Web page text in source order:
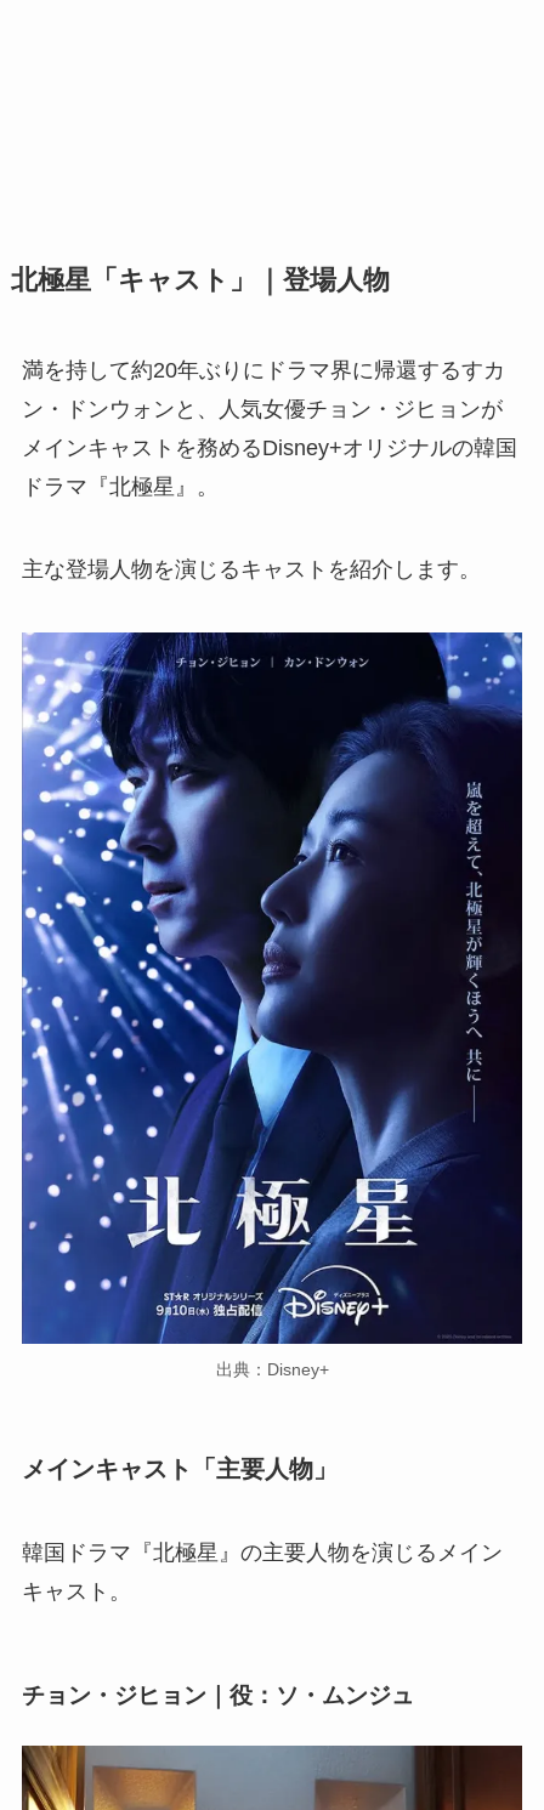
北極星「キャスト」｜登場人物
満を持して約20年ぶりにドラマ界に帰還するすカ
ン・ドンウォンと、人気女優チョン・ジヒョンが
メインキャストを務めるDisney+オリジナルの韓国
ドラマ『北極星』。
主な登場人物を演じるキャストを紹介します。
出典：Disney+
メインキャスト「主要人物」
韓国ドラマ『北極星』の主要人物を演じるメイン
キャスト。
チョン・ジヒョン｜役：ソ・ムンジュ